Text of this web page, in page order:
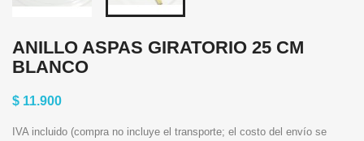
ANILLO ASPAS GIRATORIO 25 CM
BLANCO
$ 11.900
IVA incluido (compra no incluye el transporte; el costo del envío se